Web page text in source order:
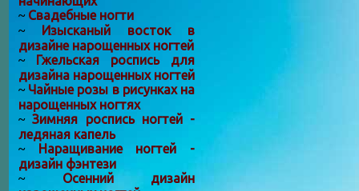
~ Свадебные ногти
~ Изысканый восток в
дизайне нарощенных ногтей
~ Гжельская роспись для
дизайна нарощенных ногтей
~ Чайные розы в рисунках на
нарощенных ногтях
~Зимняя роспись ногтей -
ледяная капель
~ Наращивание ногтей -
дизайн фэнтези
~ Осенний дизайн